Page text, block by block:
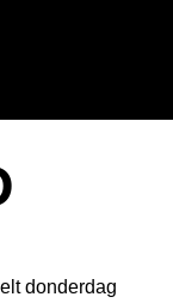
donderdag